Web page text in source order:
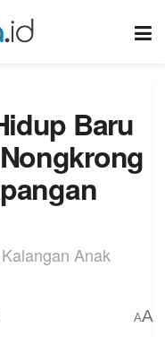
Baru
Anak
AA